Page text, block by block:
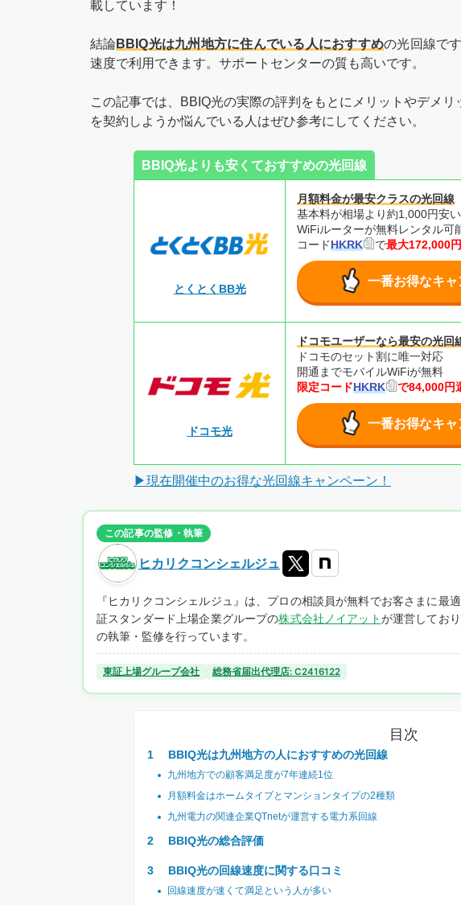
載しています！
結論BBIQ光は九州地方に住んでいる人におすすめの光回線で
速度で利用できます。サポートセンターの質も高いです。
この記事では、BBIQ光の実際の評判をもとにメリットやデメ
を契約しようか悩んでいる人はぜひ参考にしてください。
BBIQ光よりも安くておすすめの光回線
とくとくBB光
月額料金が最安クラスの光回線
基本料が相場より約1,000円安い
WiFiルーターが無料レンタル可
コードHKRK で最大172,000
一番お得なキャ
ドコモ光
ドコモユーザーなら最安の光回
ドコモのセット割に唯一対応
開通までモバイルWiFiが無料
限定コードHKRK で84,000円
一番お得なキャ
▶現在開催中のお得な光回線キャンペーン！
この記事の監修・執筆
ヒカリクコンシェルジュ
『ヒカリクコンシェルジュ』は、プロの相談員が無料でお客さまに最
証スタンダード上場企業グループの株式会社ノイアットが運営してお
の執筆・監修を行っています。
東証上場グループ会社 総務省届出代理店: C2416122
目次
BBIQ光は九州地方の人におすすめの光回線
九州地方での顧客満足度が7年連続1位
月額料金はホームタイプとマンションタイプの2種類
九州電力の関連企業QTnetが運営する電力系回線
BBIQ光の総合評価
BBIQ光の回線速度に関する口コミ
回線速度が速くて満足という人が多い